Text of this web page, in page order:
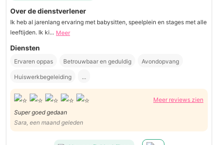
Over de dienstverlener
Ik heb al jarenlang ervaring met babysitten, speelplein en stages met alle
leeftijden. Ik ki... Meer
Diensten
Ervaren oppas Betrouwbaar en geduldig Avondopvang
Huiswerkbegeleiding ...
Meer reviews zien
Super goed gedaan
Sara, een maand geleden